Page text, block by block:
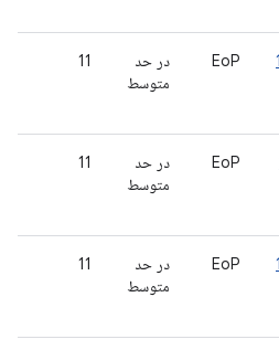
EoP
در حد
متوسط
11
EoP
در حد
متوسط
11
EoP
در حد
متوسط
11